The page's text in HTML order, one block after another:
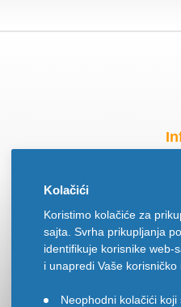
Kolačići
Koristimo kolačiće za
sajta. Svrha prikupljanja
identifikuje korisnike web-
i unapredi Vaše
Neophodni kolačići